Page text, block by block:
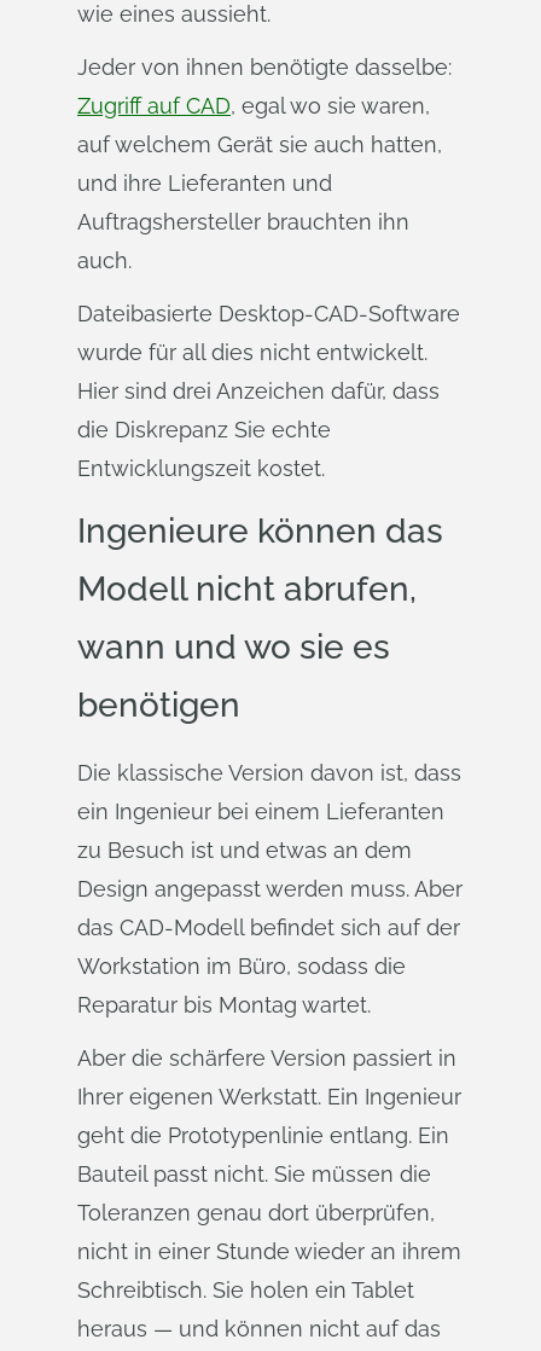
wie eines aussieht.
Jeder von ihnen benötigte dasselbe:
Zugriff auf CAD, egal wo sie waren,
auf welchem Gerät sie auch hatten,
und ihre Lieferanten und
Auftragshersteller brauchten ihn
auch.
Dateibasierte Desktop-CAD-Software
wurde für all dies nicht entwickelt.
Hier sind drei Anzeichen dafür, dass
die Diskrepanz Sie echte
Entwicklungszeit kostet.
Ingenieure können das
Modell nicht abrufen,
wann und wo sie es
benötigen
Die klassische Version davon ist, dass
ein Ingenieur bei einem Lieferanten
zu Besuch ist und etwas an dem
Design angepasst werden muss. Aber
das CAD-Modell befindet sich auf der
Workstation im Büro, sodass die
Reparatur bis Montag wartet.
Aber die schärfere Version passiert in
Ihrer eigenen Werkstatt. Ein Ingenieur
geht die Prototypenlinie entlang. Ein
Bauteil passt nicht. Sie müssen die
Toleranzen genau dort überprüfen,
nicht in einer Stunde wieder an ihrem
Schreibtisch. Sie holen ein Tablet
heraus — und können nicht auf das